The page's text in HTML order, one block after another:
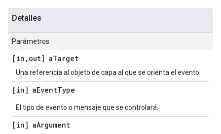
Detalles
Parámetros
[in , out] aTarget
Una referencia al objeto de capa al que se orienta el evento.
[in] aEventType
El tipo de evento o mensaje que se controlará.
[in] aArgument